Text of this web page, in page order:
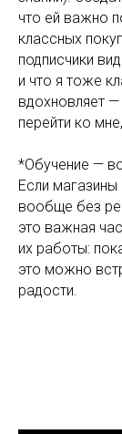
что ей важно
классных
подписчики
и что я тоже
вдохновляет
перейти ко
*Обучение —
Если
вообще без
это важная
их работы:
это можно
радости.